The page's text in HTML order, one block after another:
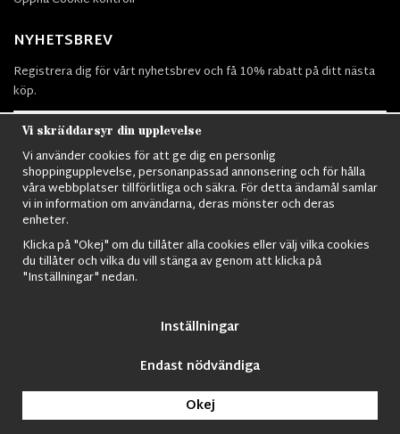
NYHETSBREV
Registrera dig för vårt nyhetsbrev och få 10% rabatt på ditt nästa
köp.
Prenumerera
Nordens största utbud avMilitärkläder,M90 kläder,Militärtöverskott,
Militärutrustning
Vintage Army kläder,Sjömanskläder
mycket mer..
Vi skräddarsyr din upplevelse
Vi använder cookies för att ge dig en personlig
shoppingupplevelse, personanpassad annonsering och för hålla
våra webbplatser tillförlitliga och säkra. För detta ändamål samlar
vi in information om användarna, deras mönster och deras
enheter.
Klicka på "Okej" om du tillåter alla cookies eller välj vilka cookies
du tillåter och vilka du vill stänga av genom att klicka på
"Inställningar" nedan.
Inställningar
Endast nödvändiga
Okej